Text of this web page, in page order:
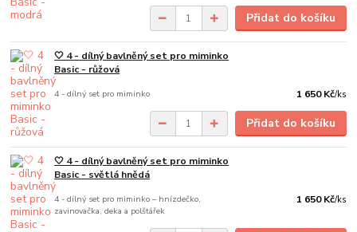
Přidat do košíku
🤍 4 - dílný bavlněný set pro miminko
Basic - růžová
4 - dílný set pro miminko 1 650 Kč/ks
Přidat do košíku
🤍 4 - dílný bavlněný set pro miminko
Basic - světlá hnědá
4 - dílný set pro miminko – hnízdečko,
zavinovačka, deka a polštářek
1 650 Kč/ks